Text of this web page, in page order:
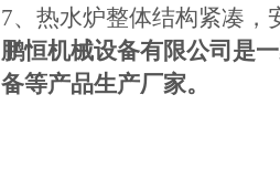
7、热水炉整体结构紧凑，
鹏恒机械设备有限公司是
备等产品生产厂家。